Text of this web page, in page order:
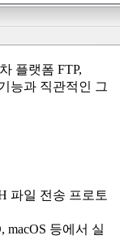
플랫폼 FTP,
능과 직관적인 그
파일 전송 프로토
macOS 등에서 실